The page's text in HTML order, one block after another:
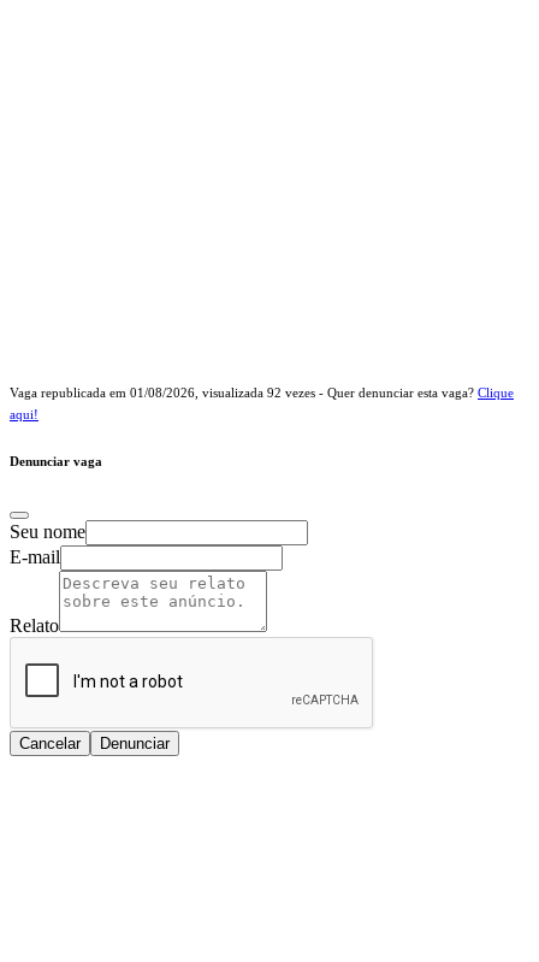
Vaga republicada em 01/08/2026 , visualizada 92 vezes - Quer denunciar esta vaga? Clique
aqui!
Denunciar vaga
Seu nome
E-mail
Relato
Cancelar Denunciar